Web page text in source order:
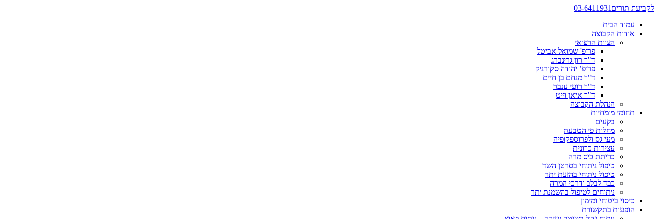
לקביעת תורים 03-6411931
עמוד הבית
אודות הקבוצה
הצוות הרפואי
פרופ' שמואל אביטל
ד"ר רון גרינברג
פרופ’ יהודה סקורניק
ד"ר מנחם בן חיים
ד"ר רועי ענבר
ד"ר איאן וייט
הנהלת הקבוצה
תחומי מומחיות
בקעים
מחלות פי הטבעת
מעי גס ולפרוספקופיה
עצירות כרונית
כריתת כיס מרה
טיפול ניתוחי בסרטן השד
טיפול ניתוחי בהזעת יתר
כבד לבלב ודרכי המרה
ניתוחים לטיפול בהשמנת יתר
כיסוי ביטוחי ומימון
הופעות בתקשורת